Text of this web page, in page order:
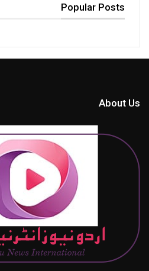
Popular Posts
About Us